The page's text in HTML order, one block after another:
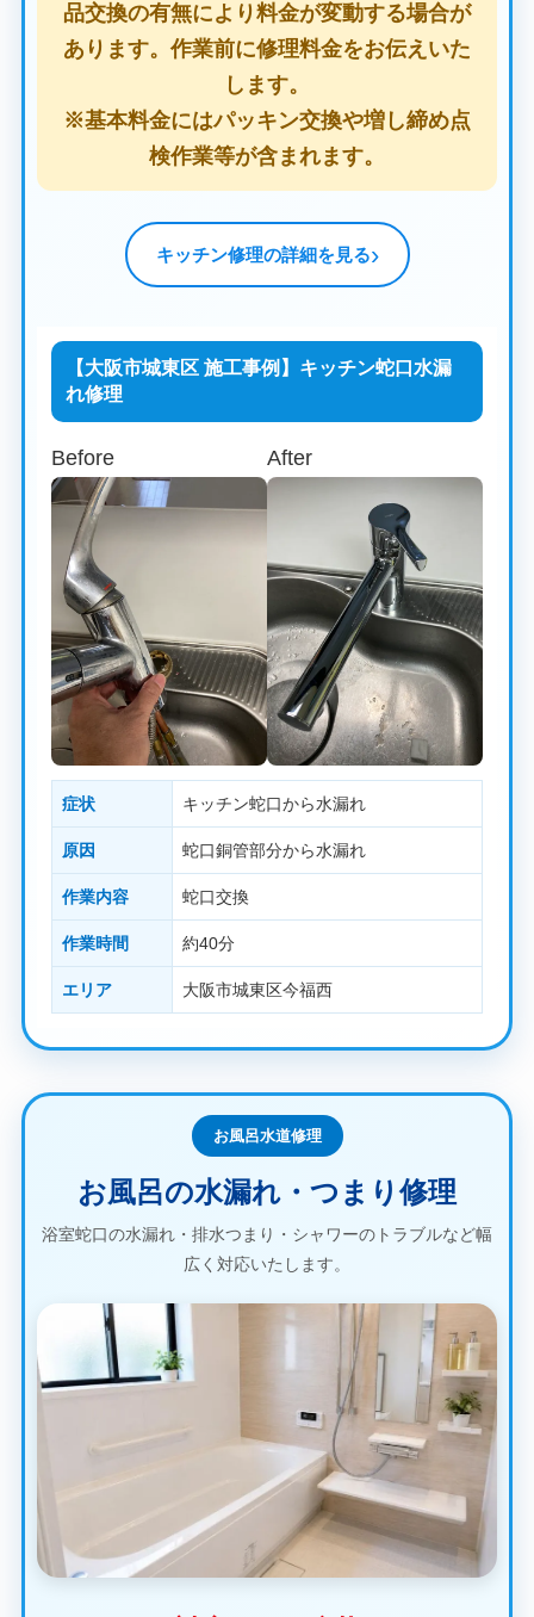
品交換の有無により料金が変動する場合が
あります。作業前に修理料金をお伝えいた
します。
※基本料金にはパッキン交換や増し締め点
検作業等が含まれます。
キッチン修理の詳細を見る
【大阪市城東区 施工事例】キッチン蛇口水漏
れ修理
Before After
症状 キッチン蛇口から水漏れ
原因 蛇口銅管部分から水漏れ
作業内容 蛇口交換
作業時間 約40分
エリア 大阪市城東区今福西
お風呂水道修理
お風呂の水漏れ・つまり修理
浴室蛇口の水漏れ・排水つまり・シャワーのトラブルなど幅
広く対応いたします。